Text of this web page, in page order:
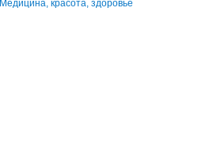
Медицина, красота, здоровье